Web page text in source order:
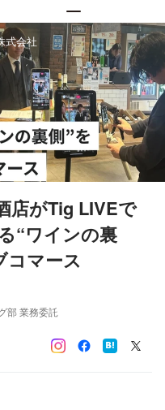
式会社
店がTig LIVEで
“ワインの裏
コマース
部 業務委託